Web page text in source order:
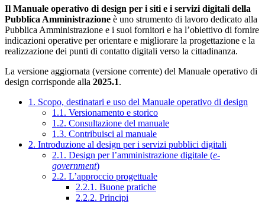
Il Manuale operativo di design per i siti e i servizi digitali della
Pubblica Amministrazione è uno strumento di lavoro dedicato alla
Pubblica Amministrazione e i suoi fornitori e ha l’obiettivo di fornire
indicazioni operative per orientare e migliorare la progettazione e la
realizzazione dei punti di contatto digitali verso la cittadinanza.
La versione aggiornata (versione corrente) del Manuale operativo di
design corrisponde alla 2025.1.
1. Scopo, destinatari e uso del Manuale operativo di design
1.1. Versionamento e storico
1.2. Consultazione del manuale
1.3. Contribuisci al manuale
2. Introduzione al design per i servizi pubblici digitali
2.1. Design per l’amministrazione digitale (e-
government)
2.2. L’approccio progettuale
2.2.1. Buone pratiche
2.2.2. Principi